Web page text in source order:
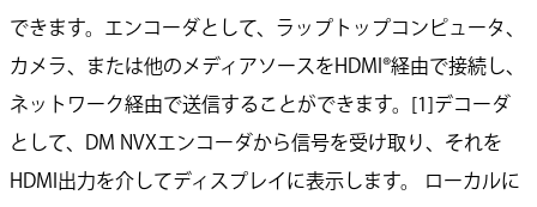
できます。エンコーダとして、ラップトップコンピュータ、
カメラ、または他のメディアソースをHDMI®経由で接続し、
ネットワーク経由で送信することができます。[1]デコーダ
として、DM NVXエンコーダから信号を受け取り、それを
HDMI出力を介してディスプレイに表示します。 ローカルに